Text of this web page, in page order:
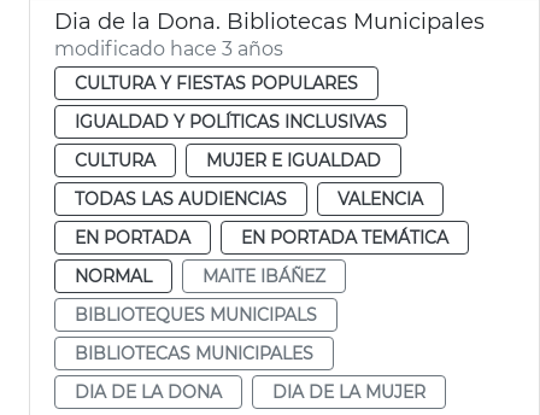
Dia de la Dona. Bibliotecas Municipales
modificado hace 3 años
CULTURA Y FIESTAS POPULARES
IGUALDAD Y POLÍTICAS INCLUSIVAS
CULTURA
MUJER E IGUALDAD
TODAS LAS AUDIENCIAS
VALENCIA
EN PORTADA
EN PORTADA TEMÁTICA
NORMAL
MAITE IBÁÑEZ
BIBLIOTEQUES MUNICIPALS
BIBLIOTECAS MUNICIPALES
DIA DE LA DONA
DIA DE LA MUJER